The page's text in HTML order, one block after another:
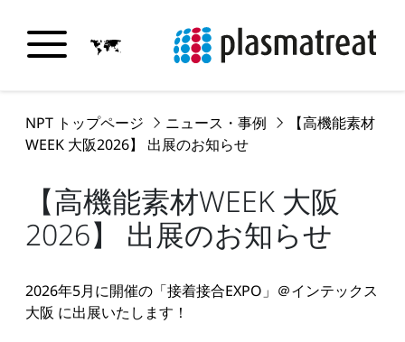
NPT トップページ ニュース・事例
【高機能素材
WEEK 大阪2026】 出展のお知らせ
【高機能素材WEEK 大阪
2026】 出展のお知らせ
2026年5月に開催の「接着接合EXPO」＠インテックス
大阪 に出展いたします！